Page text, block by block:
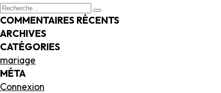
DE
L’ARTICLE
Recherche
pour
:
Recherche
COMMENTAIRES RÉCENTS
ARCHIVES
CATÉGORIES
mariage
MÉTA
Connexion